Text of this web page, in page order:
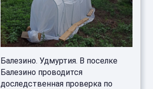
Балезино. Удмуртия. В поселке
Балезино проводится
доследственная проверка по